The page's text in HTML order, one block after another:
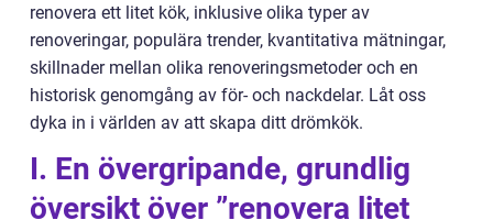
renovera ett litet kök, inklusive olika typer av
renoveringar, populära trender, kvantitativa mätningar,
skillnader mellan olika renoveringsmetoder och en
historisk genomgång av för- och nackdelar. Låt oss
dyka in i världen av att skapa ditt drömkök.
I. En övergripande, grundlig
översikt över ”renovera litet